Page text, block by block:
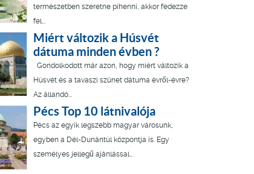
természetben szeretne pihenni, akkor fedezze
fel...
Miért változik a Húsvét
dátuma minden évben ?
Gondolkodott már azon, hogy miért változik a
Húsvét és a tavaszi szünet dátuma évről-évre?
Az állandó...
Pécs Top 10 látnivalója
Pécs az egyik legszebb magyar városunk,
egyben a Dél-Dunántúl központja is. Egy
személyes jellegű ajánlással...